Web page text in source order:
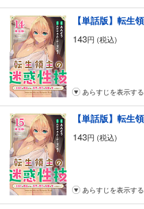
143円 (税込)
あらすじを表示する
143円 (税込)
あらすじを表示する